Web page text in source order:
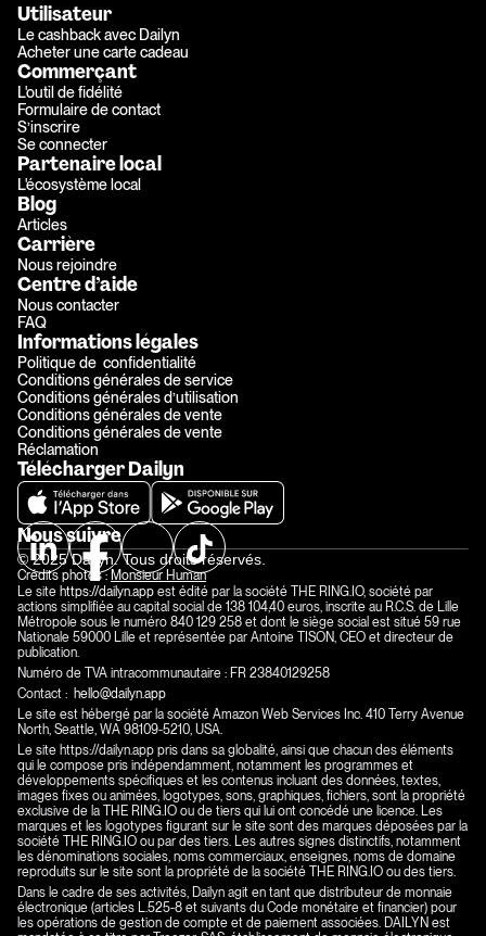
Télécharger Dailyn
Nous suivre
Utilisateur
Le cashback avec Dailyn
Acheter une carte cadeau
Commerçant
L'outil de fidélité
Formulaire de contact
S’inscrire
Se connecter
Partenaire local
L'écosystème local
Blog
Articles
Carrière
Nous rejoindre
Centre d’aide
Nous contacter
FAQ
Informations légales
Politique de  confidentialité
Conditions générales de service
Conditions générales d’utilisation
Conditions générales de vente
Réclamation
Conditions générales de vente
© 2025 Dailyn. Tous droits réservés.
Crédits photos : Monsieur Human
Le site https://dailyn.app est édité par la société THE RING.IO, société par
actions simplifiée au capital social de 138 104,40 euros, inscrite au R.C.S. de Lille
Métropole sous le numéro 840 129 258 et dont le siège social est situé 59 rue
Nationale 59000 Lille et représentée par Antoine TISON, CEO et directeur de
publication.
Numéro de TVA intracommunautaire : FR 23840129258
Contact : hello@dailyn.app
Le site est hébergé par la société Amazon Web Services Inc. 410 Terry Avenue
North, Seattle, WA 98109-5210, USA.
Le site https://dailyn.app pris dans sa globalité, ainsi que chacun des éléments
qui le compose pris indépendamment, notamment les programmes et
développements spécifiques et les contenus incluant des données, textes,
images fixes ou animées, logotypes, sons, graphiques, fichiers, sont la propriété
exclusive de la THE RING.IO ou de tiers qui lui ont concédé une licence. Les
marques et les logotypes figurant sur le site sont des marques déposées par la
société THE RING.IO ou par des tiers. Les autres signes distinctifs, notamment
les dénominations sociales, noms commerciaux, enseignes, noms de domaine
reproduits sur le site sont la propriété de la société THE RING.IO ou des tiers.
Dans le cadre de ses activités, Dailyn agit en tant que distributeur de monnaie
électronique (articles L.525-8 et suivants du Code monétaire et financier) pour
les opérations de gestion de compte et de paiement associées. DAILYN est